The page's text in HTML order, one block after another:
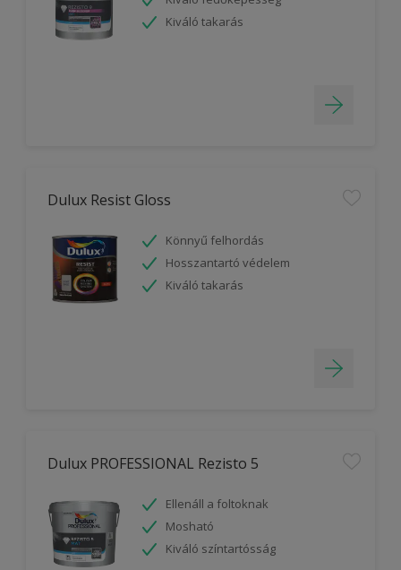
Kiváló takarás
Dulux Resist Gloss
Könnyű felhordás
Hosszantartó védelem
Kiváló takarás
Dulux PROFESSIONAL Rezisto 5
Ellenáll a foltoknak
Mosható
Kiváló színtartósság